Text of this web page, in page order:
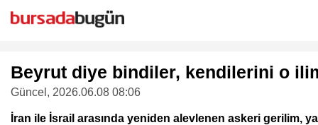
Beyrut diye bindiler, kendilerini o
Güncel , 2026.06.08 08:06
İran ile İsrail arasında yeniden alevlenen askeri gerilim,